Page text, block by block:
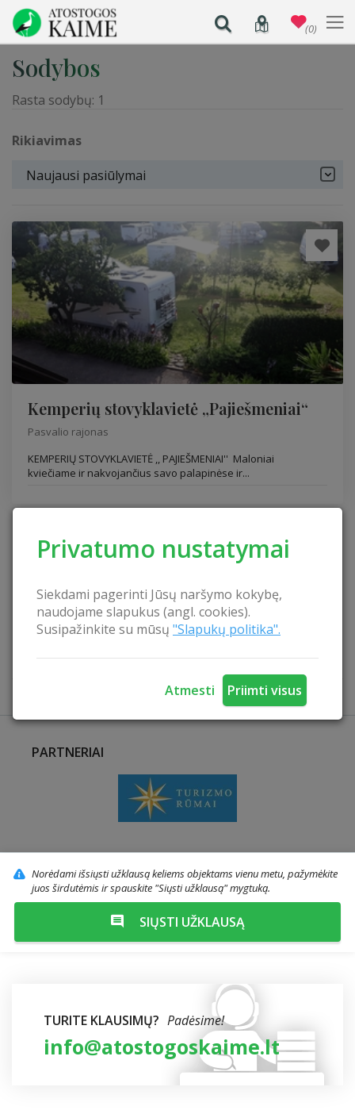
Privatumo nustatymai
Siekdami pagerinti Jūsų naršymo kokybę,
naudojame slapukus (angl. cookies).
Susipažinkite su mūsų "Slapukų politika".
Atmesti Priimti visus
Sodybos
Rasta sodybų: 1
Rikiavimas
Naujausi pasiūlymai
Kemperių stovyklavietė „Pajiešmeniai“
Pasvalio rajonas
KEMPERIŲ STOVYKLAVIETĖ ,, PAJIEŠMENIAI'' Maloniai
kviečiame ir nakvojančius savo palapinėse ir...
PARTNERIAI
(0)
Norėdami išsiųsti užklausą keliems objektams vienu metu, pažymėkite
juos širdutėmis ir spauskite "Siųsti užklausą" mygtuką.
SIŲSTI UŽKLAUSĄ
TURITE KLAUSIMŲ? Padėsime!
info@atostogoskaime.lt